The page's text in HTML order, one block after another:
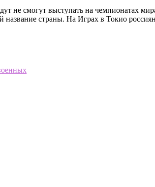
не смогут выступать на чемпионатах
название страны. На Играх в Токио